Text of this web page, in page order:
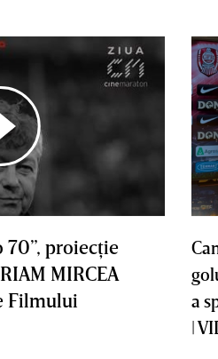
70”, proiecţie
MIRCEA
Filmului
a
|